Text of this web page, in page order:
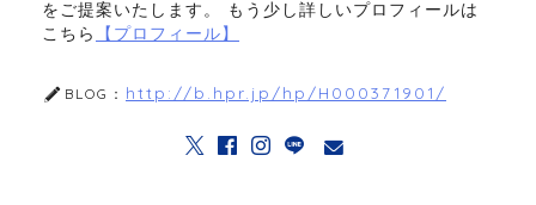
をご提案いたします。 もう少し詳しいプロフィールは
こちら
【プロフィール】
BLOG： http://b.hpr.jp/hp/H000371901/